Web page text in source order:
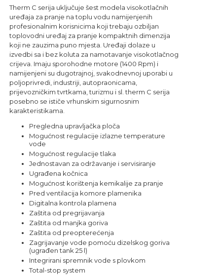
Therm C serija uključuje šest modela visokotlačnih
uređaja za pranje na toplu vodu namijenjenih
profesionalnim korisnicima koji trebaju ozbiljan
toplovodni uređaj za pranje kompaktnih dimenzija
koji ne zauzima puno mjesta. Uređaji dolaze u
izvedbi sa i bez koluta za namotavanje visokotlačnog
crijeva. Imaju sporohodne motore (1400 Rpm) i
namijenjeni su dugotrajnoj, svakodnevnoj uporabi u
poljoprivredi, industriji, autopraonicama,
prijevozničkim tvrtkama, turizmu i sl. therm C serija
posebno se ističe vrhunskim sigurnosnim
karakteristikama.
Pregledna upravljačka ploča
Mogućnost regulacije izlazne temperature
vode
Mogućnost regulacije tlaka
Jednostavan za održavanje i servisiranje
Ugrađena kočnica
Mogućnost korištenja kemikalije za pranje
Pred ventilacija komore plamenika
Digitalna kontrola plamena
Zaštita od pregrijavanja
Zaštita od manjka goriva
Zaštita od preopterećenja
Zagrijavanje vode pomoću dizelskog goriva
(ugrađen tank 25 l)
Integrirani spremnik vode s plovkom
Total-stop system